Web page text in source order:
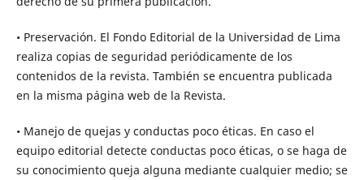
• Preservación. El Fondo Editorial de la Universidad de Lima
realiza copias de seguridad periódicamente de los
contenidos de la revista. También se encuentra publicada
en la misma página web de la Revista.
• Manejo de quejas y conductas poco éticas. En caso el
equipo editorial detecte conductas poco éticas, o se haga de
su conocimiento queja alguna mediante cualquier medio; se